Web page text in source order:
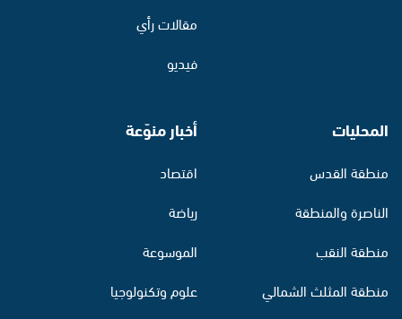
مقالات رأي
فيديو
المحليات
منطقة القدس
الناصرة والمنطقة
منطقة النقب
منطقة المثلث الشمالي
أخبار منوّعة
اقتصاد
رياضة
الموسوعة
علوم وتكنولوجيا